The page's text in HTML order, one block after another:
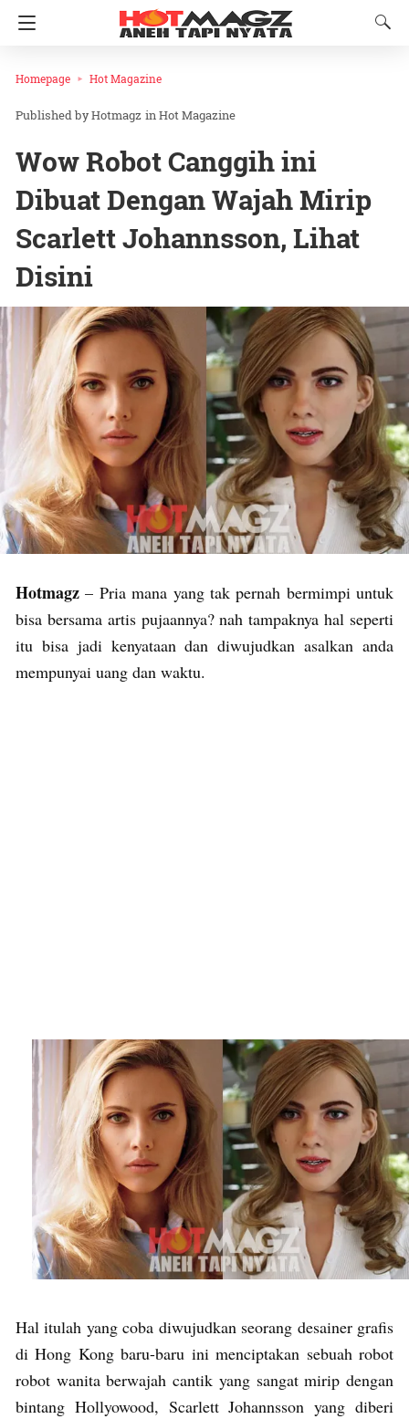
Homepage Hot Magazine
Hotmagz inHot Magazine
Wow Robot Canggih ini
Dibuat Dengan Wajah Mirip
Scarlett Johannsson, Lihat
Disini
Hotmagz – Pria mana yang tak pernah bermimpi untuk
bisa bersama artis pujaannya? nah tampaknya hal seperti
itu bisa jadi kenyataan dan diwujudkan asalkan anda
mempunyai uang dan waktu.
Hal itulah yang coba diwujudkan seorang desainer grafis
di Hong Kong baru-baru ini menciptakan sebuah robot
robot wanita berwajah cantik yang sangat mirip dengan
bintang Hollyowood, Scarlett Johannsson yang diberi